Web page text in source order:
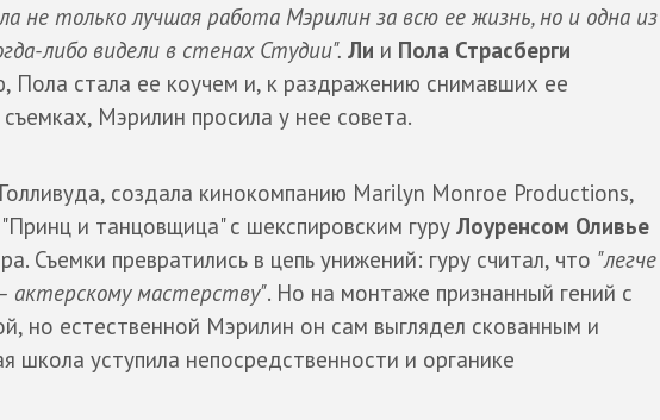
не только лучшая работа Мэрилин за всю ее жизнь, но и одна из
либо видели в стенах Студии". Ли и Пола Страсберги
Пола стала ее коучем и, к раздражению снимавших ее
Мэрилин просила у нее совета.
создала кинокомпанию Marilyn Monroe Productions,
и танцовщица" с шекспировским гуру Лоуренсом Оливье
Съемки превратились в цепь унижений: гуру считал, что "легче
актерскому мастерству". Но на монтаже признанный гений с
но естественной Мэрилин он сам выглядел скованным и
школа уступила непосредственности и органике